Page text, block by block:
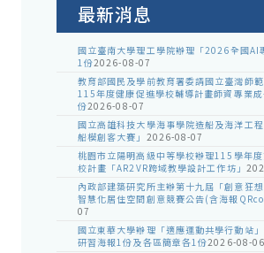
最新消息
國立臺南大學理工學院辦理「2026全國AI
1份2026-08-07
教育部國民及學前教育署委請國立臺灣師
115年度健康促進學校輔導計畫師資專業
份2026-08-07
國立高雄科技大學海事學院造船及海洋工
船模創客大賽」 2026-08-07
桃園市立陽明高級中等學校辦理115學年
校計畫「AR2VR跨域教學設計工作坊」
內政部建築研究所主辦第十九屆「創意狂
智慧化居住空間創意競賽公告(含海報
07
國立東華大學辦理「適應運動共學行動站
研習海報1份及各區簡章各1份2026-08-06